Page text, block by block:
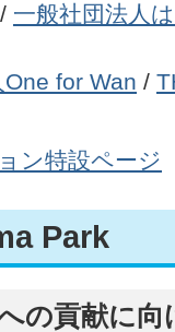
/ 一般社団法人
for Wan /
ン特設ページ
Park
の貢献に